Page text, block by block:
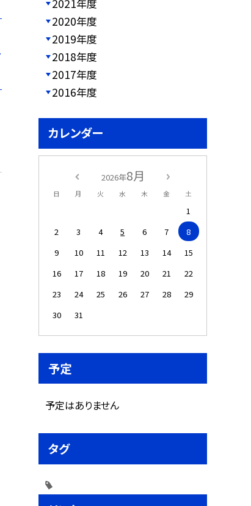
2021年度
2020年度
2019年度
2018年度
2017年度
2016年度
カレンダー
2026年8月
日 月 火 水 木 金 土
1
2
3 4 5 6 7
8
9
10 11 12 13 14
15
16
17 18 19 20 21
22
23
24 25 26 27 28
29
30
31
予定
予定はありません
タグ